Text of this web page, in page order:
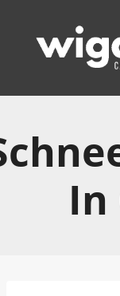
Inhalt
springen
In